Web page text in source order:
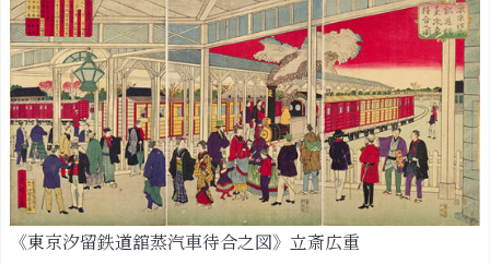
《東京汐留鉄道舘蒸汽車待合之図》立斎広重